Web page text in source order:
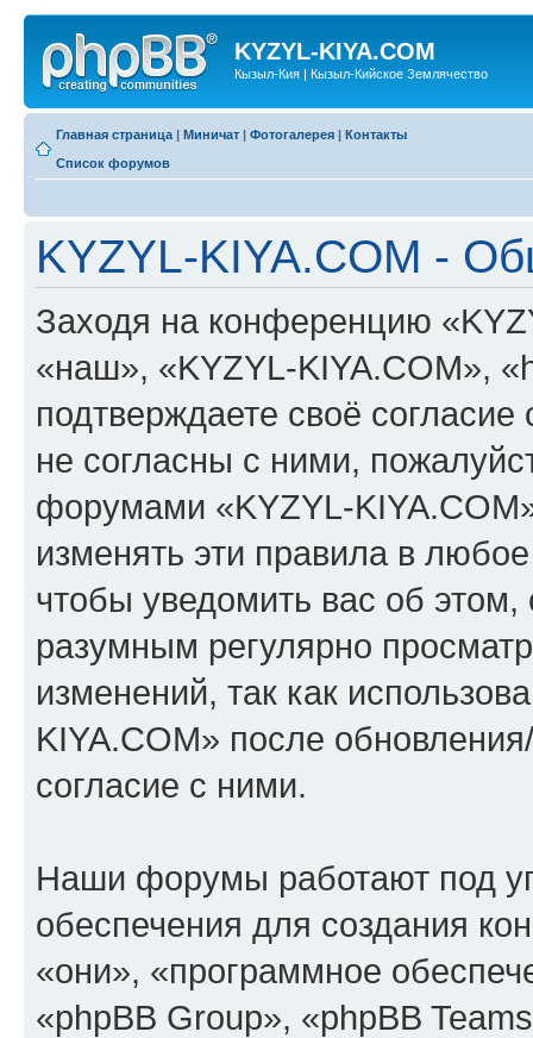
KYZYL-KIYA.COM
Кызыл-Кия | Кызыл-Кийское Землячество
Главная страница | Миничат | Фотогалерея | Контакты
Список форумов
KYZYL-KIYA.COM -
Заходя на конференцию
«наш», «KYZYL-KIYA.COM»,
подтверждаете своё
не согласны с ними,
форумами «KYZYL-
изменять эти правила в
чтобы уведомить вас об
разумным регулярно
изменений, так как
KIYA.COM» после
согласие с ними.
Наши форумы работают под
обеспечения для создания
«они», «программное
«phpBB Group», «phpBB